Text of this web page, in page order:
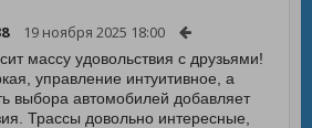
19 ноября 2025 18:00
массу удовольствия с друзьями!
управление интуитивное, а
выбора автомобилей добавляет
Трассы довольно интересные,